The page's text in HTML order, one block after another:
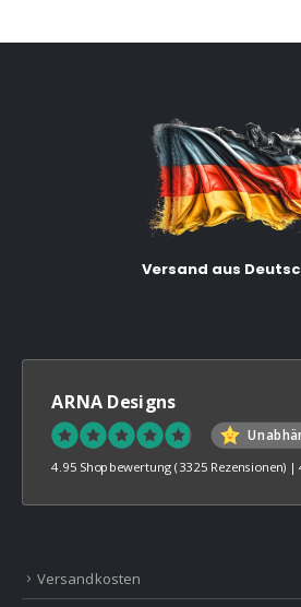
Versand aus
ARNA Designs
4.95 Shopbewertung (3325 Rezensionen) |
Versandkosten